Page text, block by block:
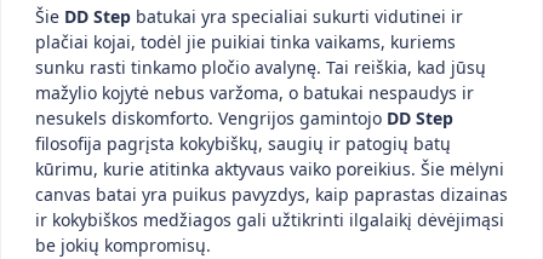
Šie DD Step batukai yra specialiai sukurti vidutinei ir
plačiai kojai, todėl jie puikiai tinka vaikams, kuriems
sunku rasti tinkamo pločio avalynę. Tai reiškia, kad jūsų
mažylio kojytė nebus varžoma, o batukai nespaudys ir
nesukels diskomforto. Vengrijos gamintojo DD Step
filosofija pagrįsta kokybiškų, saugių ir patogių batų
kūrimu, kurie atitinka aktyvaus vaiko poreikius. Šie mėlyni
canvas batai yra puikus pavyzdys, kaip paprastas dizainas
ir kokybiškos medžiagos gali užtikrinti ilgalaikį dėvėjimąsi
be jokių kompromisų.